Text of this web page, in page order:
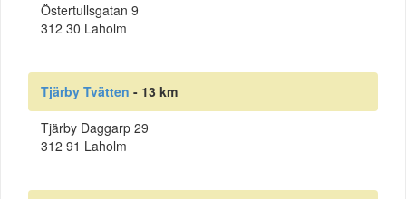
Östertullsgatan 9
312 30 Laholm
Tjärby Tvätten - 13 km
Tjärby Daggarp 29
312 91 Laholm